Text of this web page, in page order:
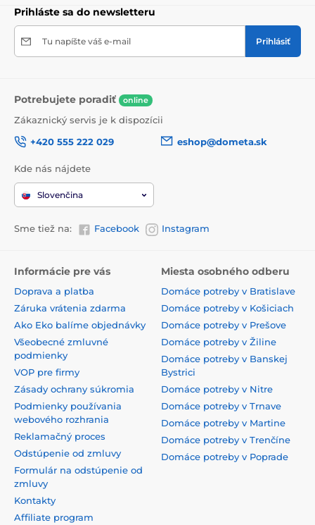
Prihláste sa do newsletteru
Tu napíšte váš e-mail Prihlásiť
Potrebujete poradiť online
Zákaznický servis je k dispozícii
+420 555 222 029
eshop@dometa.sk
Kde nás nájdete
Slovenčina
Sme tiež na: Facebook Instagram
Informácie pre vás
Doprava a platba
Záruka vrátenia zdarma
Ako Eko balíme objednávky
Všeobecné zmluvné
podmienky
VOP pre firmy
Zásady ochrany súkromia
Podmienky používania
webového rozhrania
Reklamačný proces
Odstúpenie od zmluvy
Formulár na odstúpenie od
zmluvy
Kontakty
Affiliate program
Miesta osobného odberu
Domáce potreby v Bratislave
Domáce potreby v Košiciach
Domáce potreby v Prešove
Domáce potreby v Žiline
Domáce potreby v Banskej
Bystrici
Domáce potreby v Nitre
Domáce potreby v Trnave
Domáce potreby v Martine
Domáce potreby v Trenčíne
Domáce potreby v Poprade